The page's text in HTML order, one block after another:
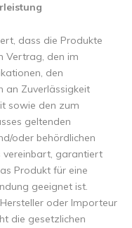
dass die Produkte
Vertrag, den im
den
an Zuverlässigkeit
sowie den zum
geltenden
oder behördlichen
vereinbart, garantiert
Produkt für eine
geeignet ist.
oder Importeur
die gesetzlichen